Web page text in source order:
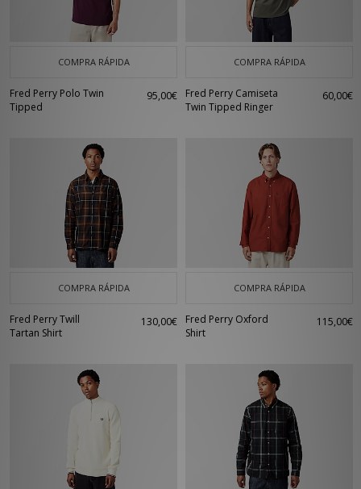
COMPRA RÁPIDA
Fred Perry Polo Twin
Tipped
95,00€
COMPRA RÁPIDA
Fred Perry Camiseta
Twin Tipped Ringer
60,00€
COMPRA RÁPIDA
Fred Perry Twill
Tartan Shirt
130,00€
COMPRA RÁPIDA
Fred Perry Oxford
Shirt
115,00€